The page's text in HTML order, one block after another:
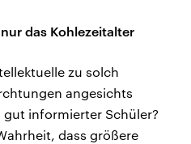
das Kohlezeitalter
zu solch
angesichts
informierter Schüler?
dass größere